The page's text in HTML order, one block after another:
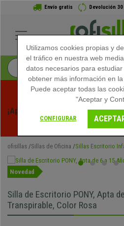
Envío gratis Devolución 30
¡Aprovecha las Rebajas de
Exclusivos por Tiempo
ofisillas Sillas de Oficina Sillas Escritorio
Novedad
Silla de Escritorio PONY, Apta
Transpirable, Color Rosa
Utilizamos cookies propias y
el tráfico en nuestra web
datos necesarios para
obtener más información en la
Puede aceptar todas las
"Aceptar y
CONFIGURAR